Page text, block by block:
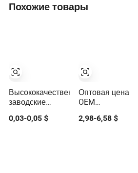
Похожие товары
Высококачественные
заводские
одноразовые
0,03-0,05 $
Оптовая цена
OEM
2,98-6,58 $